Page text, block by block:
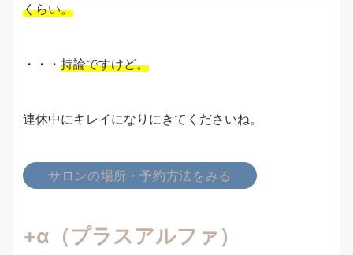
くらい。
・・・ 持論ですけど。
連休中にキレイになりにきてくださいね。
サロンの場所・予約方法をみる
+α（プラスアルファ）